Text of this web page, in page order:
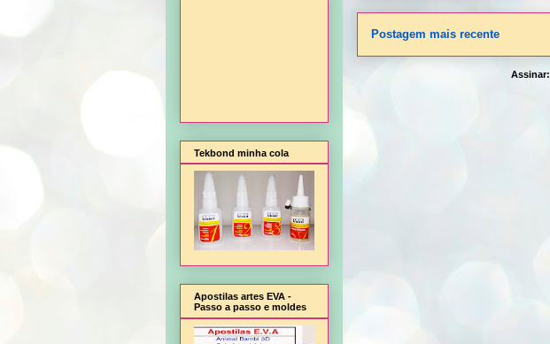
Postagem mais recente
Assinar:
Tekbond minha cola
Apostilas artes EVA -
Passo a passo e moldes